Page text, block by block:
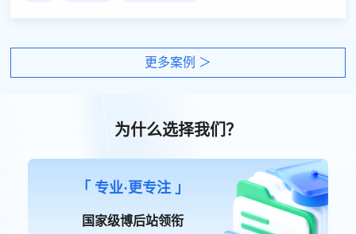
更多案例 ＞
为什么选择我们？
「 专业·更专注 」
国家级博后站领衔